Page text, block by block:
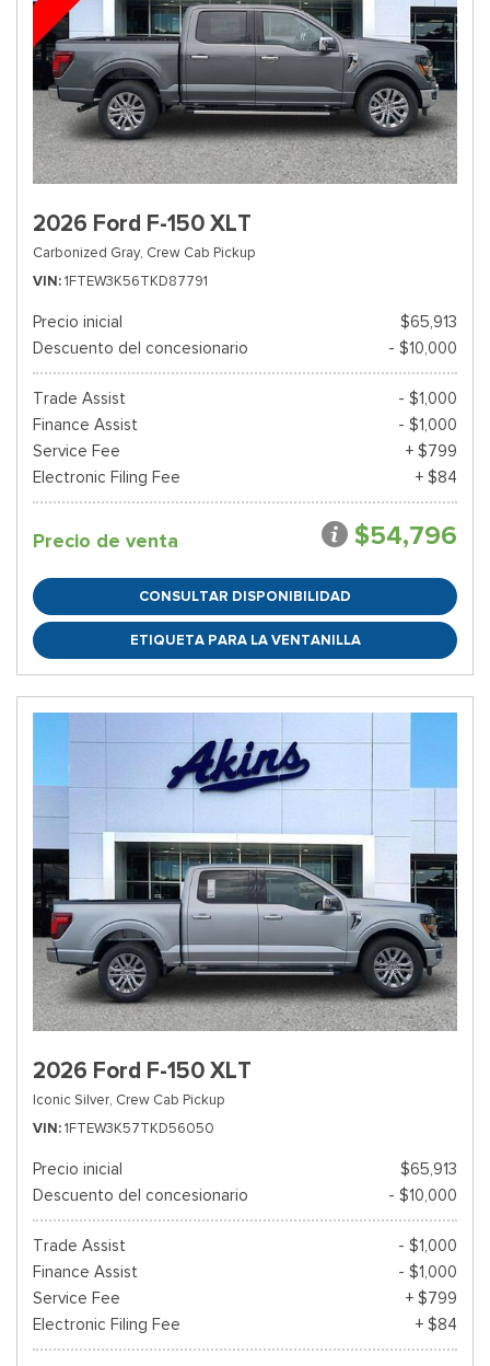
2026 Ford F-150 XLT
Carbonized Gray, Crew Cab Pickup
VIN 1FTEW3K56TKD87791
Precio inicial
$65,913
Descuento del concesionario
- $10,000
Trade Assist
- $1,000
Finance Assist
- $1,000
Service Fee
+ $799
Electronic Filing Fee
+ $84
Precio de venta $54,796
CONSULTAR DISPONIBILIDAD
ETIQUETA PARA LA VENTANILLA
2026 Ford F-150 XLT
Iconic Silver, Crew Cab Pickup
VIN 1FTEW3K57TKD56050
Precio inicial
$65,913
Descuento del concesionario
- $10,000
Trade Assist
- $1,000
Finance Assist
- $1,000
Service Fee
+ $799
Electronic Filing Fee
+ $84